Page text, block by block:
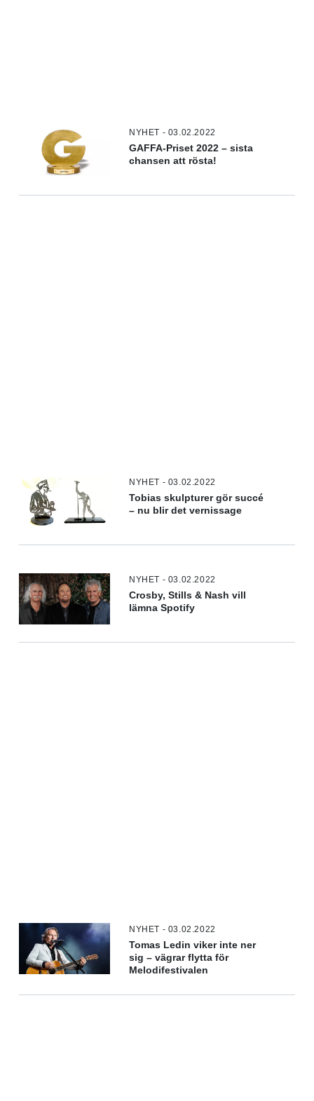
NYHET - 03.02.2022
GAFFA-Priset 2022 – sista
chansen att rösta!
NYHET - 03.02.2022
Tobias skulpturer gör succé
– nu blir det vernissage
NYHET - 03.02.2022
Crosby, Stills & Nash vill
lämna Spotify
NYHET - 03.02.2022
Tomas Ledin viker inte ner
sig – vägrar flytta för
Melodifestivalen